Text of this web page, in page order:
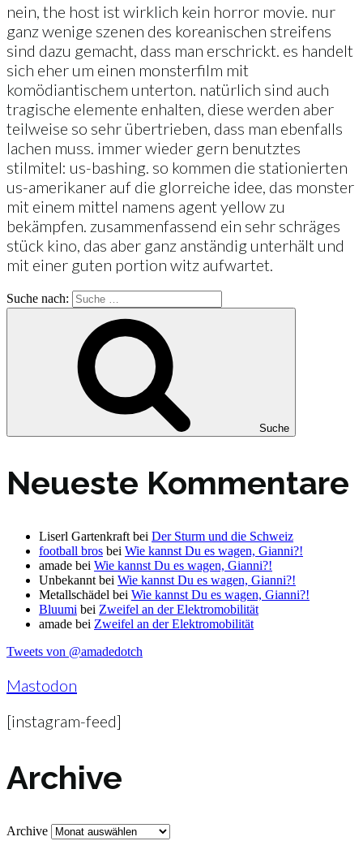
nein, the host ist wirklich kein horror movie. nur
ganz wenige szenen des koreanischen streifens
sind dazu gemacht, dass man erschrickt. es handelt
sich eher um einen monsterfilm mit
komödiantischem unterton. natürlich sind auch
tragische elemente enhalten, diese werden aber
teilweise so sehr übertrieben, dass man ebenfalls
lachen muss. immer wieder gern benutztes
stilmitel: us-bashing. so kommen die stationierten
us-amerikaner auf die glorreiche idee, das monster
mit einem mittel namens agent yellow zu
bekämpfen. zusammenfassend ein sehr schräges
stück kino, das aber ganz anständig unterhält und
mit einer guten portion witz aufwartet.
Suche nach:
Suche
Neueste Kommentare
Liserl Gartenkraft bei Der Sturm und die Schweiz
football bros bei Wie kannst Du es wagen, Gianni?!
amade bei Wie kannst Du es wagen, Gianni?!
Unbekannt bei Wie kannst Du es wagen, Gianni?!
Metallschädel bei Wie kannst Du es wagen, Gianni?!
Bluumi bei Zweifel an der Elektromobilität
amade bei Zweifel an der Elektromobilität
Tweets von @amadedotch
Mastodon
[instagram-feed]
Archive
Archive